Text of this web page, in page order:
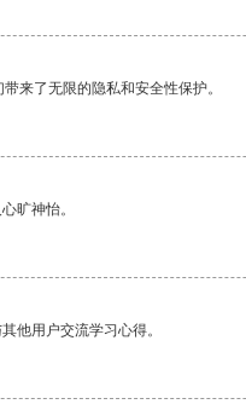
来了无限的隐私和安全性保护。
旷神怡。
他用户交流学习心得。